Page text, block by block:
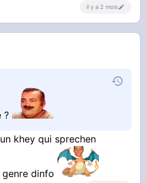
il y a 2 mois
?
khey qui sprechen
dinfo